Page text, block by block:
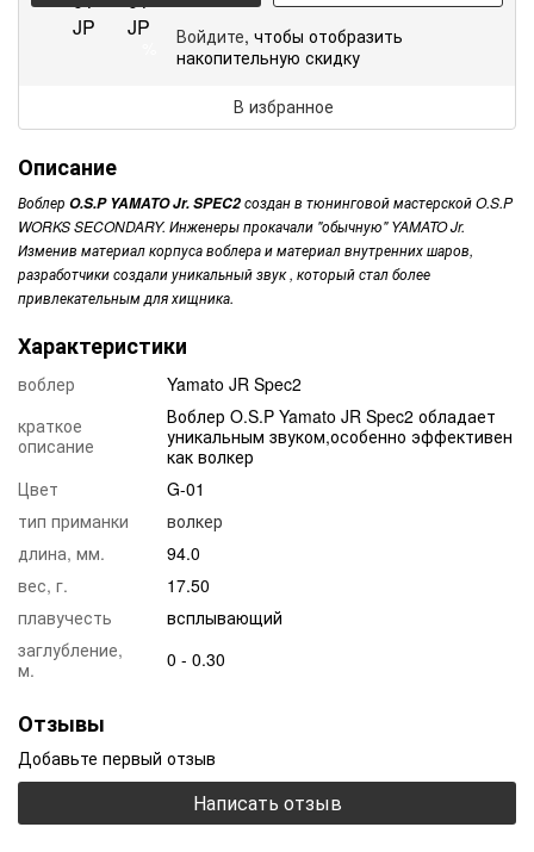
Войдите, чтобы отобразить
накопительную скидку
В избранное
Описание
Воблер O.S.P YAMATO Jr. SPEC2создан в тюнинговой мастерской O.S.P
WORKS SECONDARY. Инженеры прокачали "обычную" YAMATO Jr.
Изменив материал корпуса воблера и материал внутренних шаров,
разработчики создали уникальный звук , который стал более
привлекательным для хищника.
Характеристики
воблер
Yamato JR Spec2
краткое
описание
Воблер O.S.P Yamato JR Spec2 обладает
уникальным звуком,особенно эффективен
как волкер
Цвет
G-01
тип приманки
волкер
длина, мм.
94.0
вес, г.
17.50
плавучесть
всплывающий
заглубление,
м.
0 - 0.30
Отзывы
Добавьте первый отзыв
Написать отзыв